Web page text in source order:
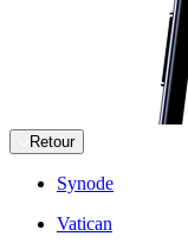
Retour
Synode
Vatican